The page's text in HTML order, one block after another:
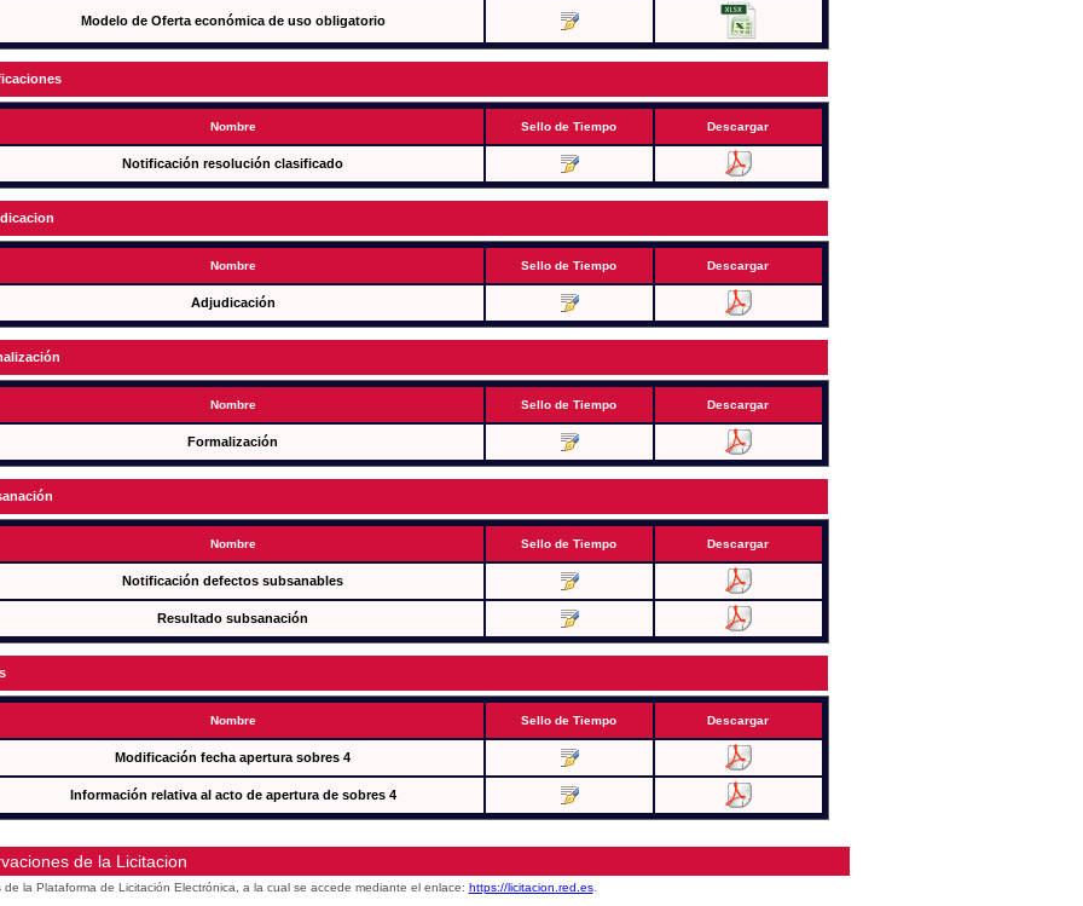
Modelo de Oferta económica de uso obligatorio
Nombre Sello de Tiempo Descargar
Notificación resolución clasificado
Nombre Sello de Tiempo Descargar
Adjudicación
Nombre Sello de Tiempo Descargar
Formalización
Nombre Sello de Tiempo Descargar
Notificación defectos subsanables
Resultado subsanación
Nombre Sello de Tiempo Descargar
Modificación fecha apertura sobres 4
Información relativa al acto de apertura de sobres 4
de la Licitacion
de la Plataforma de Licitación Electrónica, a la cual se accede mediante el enlace: https://licitacion.red.es.